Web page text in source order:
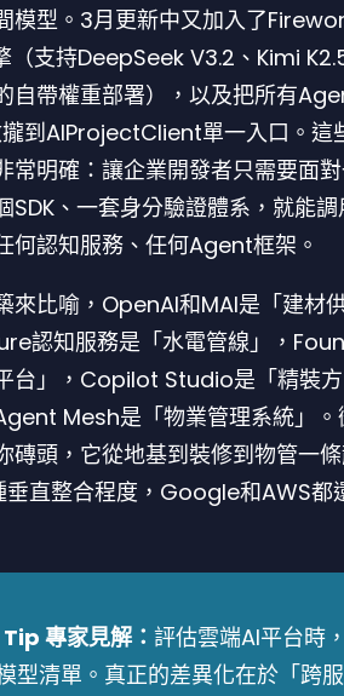
模型。3月更新中又加入了
（支持DeepSeek V3.2、Kimi
自帶權重部署），以及把所有
攏到AIProjectClient單一入口。這
常明確：讓企業開發者只需要面
SDK、一套身分驗證體系，就能
何認知服務、任何Agent框架。
來比喻，OpenAI和MAI是「建材
認知服務是「水電管線」，
台」，Copilot Studio是「精裝方
Mesh是「物業管理系統」。
磚頭，它從地基到裝修到物管一
直整合程度，Google和AWS都
專家見解： 評估雲端AI平台時
型清單。真正的差異化在於「跨服